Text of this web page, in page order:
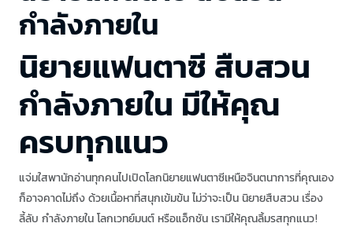
กำลังภายใน
นิยายแฟนตาซี สืบสวน
กำลังภายใน มีให้คุณ
ครบทุกแนว
แจ่มใสพานักอ่านทุกคนไปเปิดโลกนิยายแฟนตาซีเหนือจินตนาการที่คุณเอง
ก็อาจคาดไม่ถึง ด้วยเนื้อหาที่สนุกเข้มข้น ไม่ว่าจะเป็น นิยายสืบสวน เรื่อง
ลี้ลับ กำลังภายใน โลกเวทย์มนต์ หรือแอ็กชัน เรามีให้คุณลิ้มรสทุกแนว!